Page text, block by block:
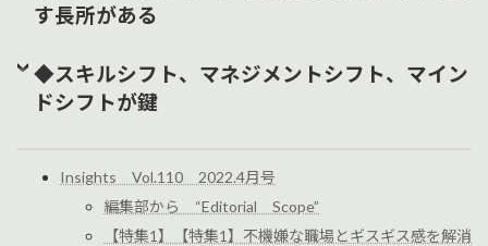
す長所がある
◆スキルシフト、マネジメントシフト、マイン
ドシフトが鍵
Insights Vol.110 2022.4月号
編集部から “Editorial Scope”
【特集1】【特集1】不機嫌な職場とギスギス感を解消